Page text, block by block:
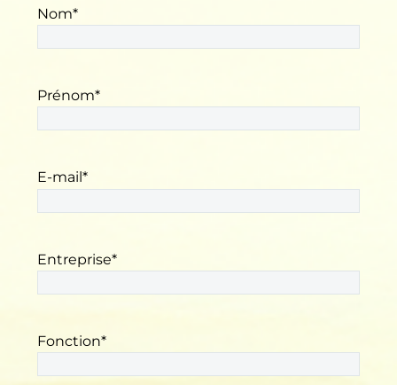
Nom*
Prénom*
E-mail *
Entreprise*
Fonction*